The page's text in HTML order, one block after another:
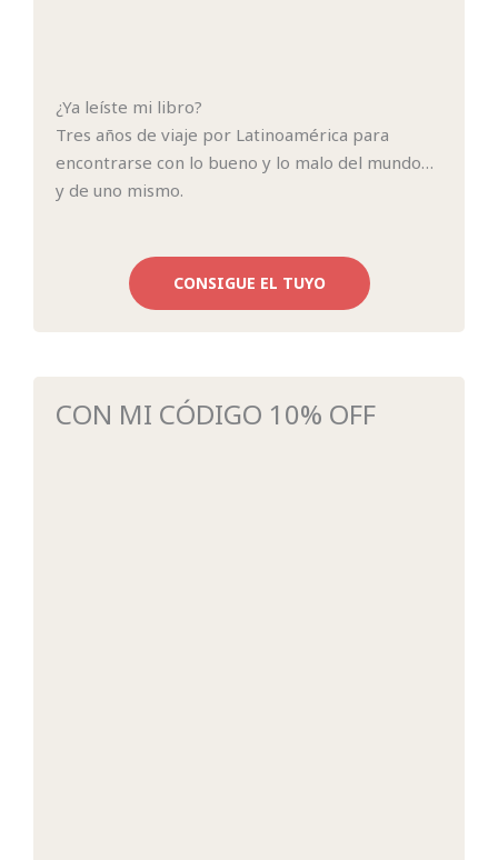
¿Ya leíste mi libro?
Tres años de viaje por Latinoamérica para
encontrarse con lo bueno y lo malo del mundo…
y de uno mismo.
CONSIGUE EL TUYO
CON MI CÓDIGO 10% OFF